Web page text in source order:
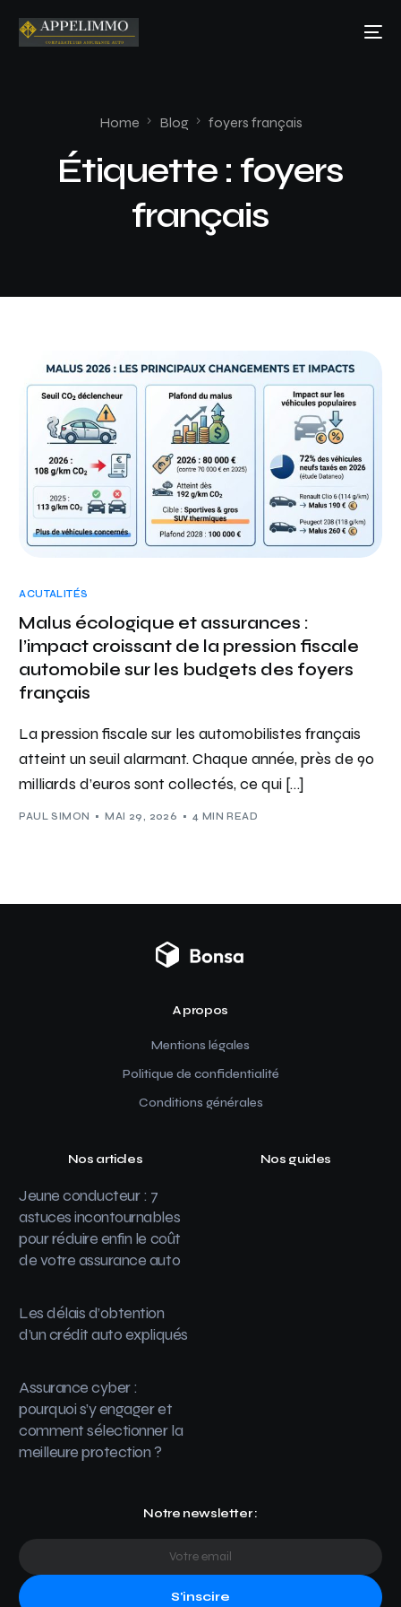
Home Blog foyers français
Étiquette : foyers
français
ACUTALITÉS
Malus écologique et assurances :
l’impact croissant de la pression fiscale
automobile sur les budgets des foyers
français
La pression fiscale sur les automobilistes français
atteint un seuil alarmant. Chaque année, près de 90
milliards d’euros sont collectés, ce qui […]
PAUL SIMON MAI 29, 2026 4 MIN READ
A propos
Mentions légales
Politique de confidentialité
Conditions générales
Nos articles
Jeune conducteur : 7
astuces incontournables
pour réduire enfin le coût
de votre assurance auto
Les délais d’obtention
d’un crédit auto expliqués
Assurance cyber :
pourquoi s’y engager et
comment sélectionner la
meilleure protection ?
Nos guides
Notre newsletter :
S'inscire